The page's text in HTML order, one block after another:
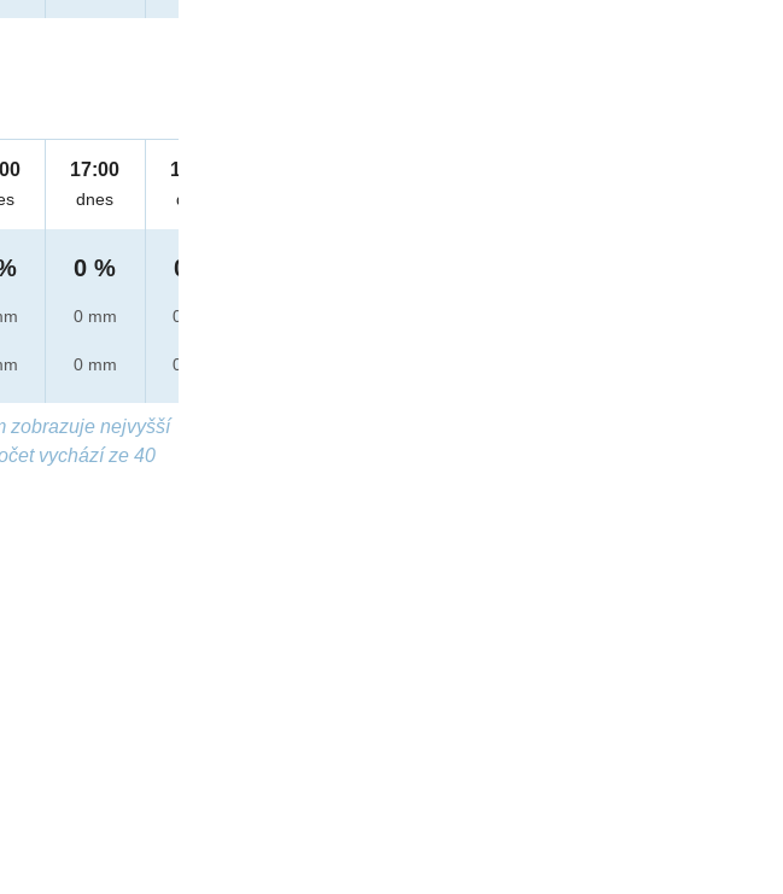
17:00
dnes
0 %
0 mm
0 mm
18:00
dnes
0 %
0 mm
0 mm
zobrazuje nejvyšší
vychází ze 40